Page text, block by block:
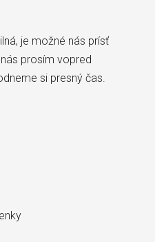
je možné nás prísť
prosím vopred
si presný čas.